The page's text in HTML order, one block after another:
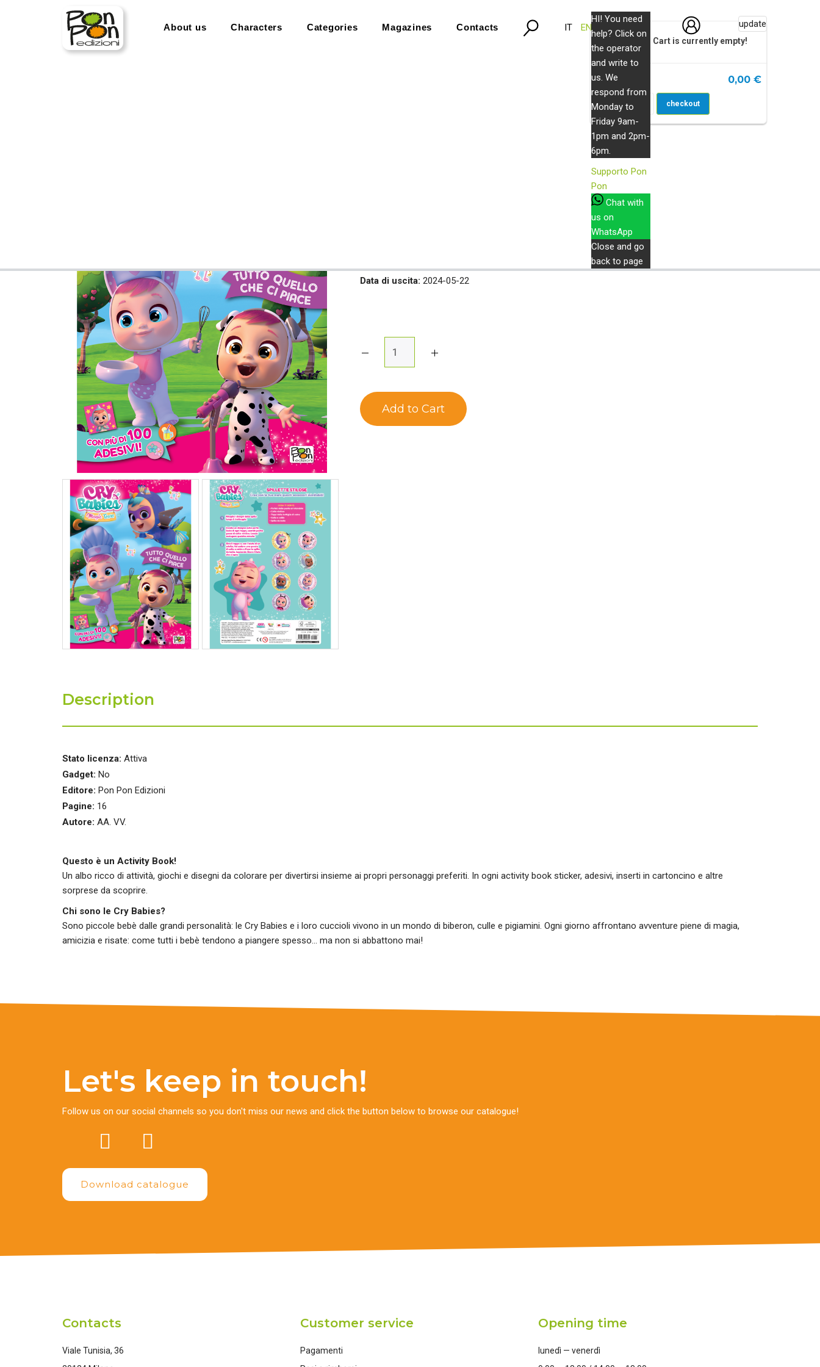
About us Characters Categories Magazines Contacts IT EN
0
Your Cart is currently empty!
Product
update
Total : 0,00 €
Go To Cart checkout
HI! You need
help? Click on
the operator
and write to
us. We
respond from
Monday to
Friday 9am-
1pm and 2pm-
6pm.
Supporto Pon
Pon
Chat with
us on
WhatsApp
Close and go
back to page
Cry Babies. Tutto quello che ci piace
loro giocando e colorando tra i brillanti colori! Ritaglia il tuo puzzle dal retro della copertina e
Data di uscita: 2024-05-22
Description
Stato licenza: Attiva
Gadget: No
Editore: Pon Pon Edizioni
Pagine: 16
Autore: AA. VV.
Questo è un Activity Book!
Un albo ricco di attività, giochi e disegni da colorare per divertirsi insieme ai propri personaggi preferiti. In ogni activity book sticker, adesivi, inserti in cartoncino e altre
sorprese da scoprire.
Chi sono le Cry Babies?
Sono piccole bebè dalle grandi personalità: le Cry Babies e i loro cuccioli vivono in un mondo di biberon, culle e pigiamini. Ogni giorno affrontano avventure piene di magia,
amicizia e risate: come tutti i bebè tendono a piangere spesso… ma non si abbattono mai!
Let's keep in touch!
Follow us on our social channels so you don't miss our news and click the button below to browse our catalogue!
Download catalogue
Contacts
Viale Tunisia, 36
Customer service
Pagamenti
Opening time
lunedì — venerdì